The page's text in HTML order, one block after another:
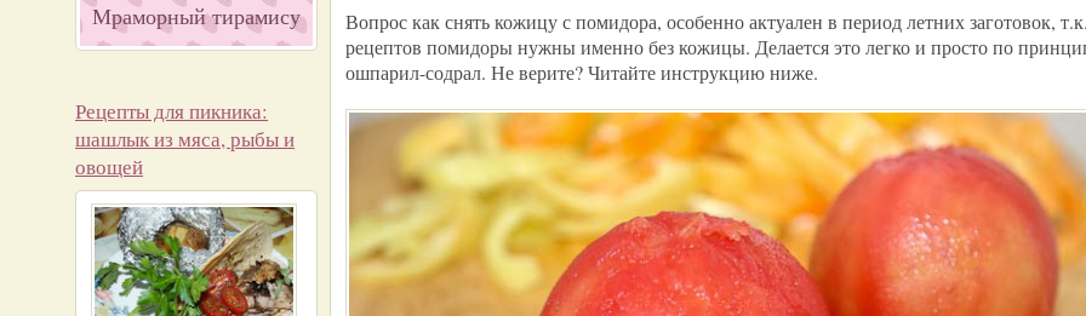
Мраморный тирамису
Рецепты для пикника:
шашлык из мяса, рыбы и
овощей
Вопрос как снять кожицу с помидора, особенно актуален в период летних заготовок,
рецептов помидоры нужны именно без кожицы. Делается это легко и просто по
ошпарил-содрал. Не верите? Читайте инструкцию ниже.